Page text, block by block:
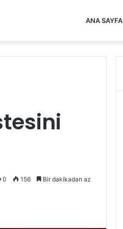
ANA SAYFA
0 156 Bir dakikadan az